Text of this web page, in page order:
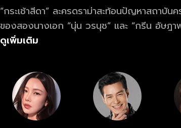
“กระเช้าสีดา” ละครดราม่าสะท้อนปัญหาสถาบั
ของสองนางเอก “นุ่น วรนุช” และ “กรีน อัษฎ
สาวผู้เพียบพร้อมถูกทรยศหักหลังจากสามีผู้ที่เธ
ดูเพิ่มเติม